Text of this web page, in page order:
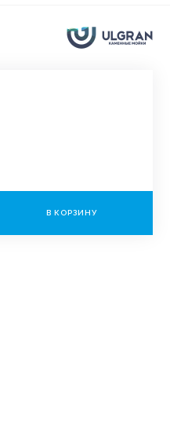
В КОРЗИНУ